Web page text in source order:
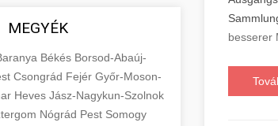
MEGYÉK
Békés Borsod-Abaúj-
Csongrád Fejér Győr-Moson-
Heves Jász-Nagykun-Szolnok
Nógrád Pest Somogy
besserer